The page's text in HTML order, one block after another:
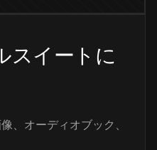
スイートに
、オーディオブック、